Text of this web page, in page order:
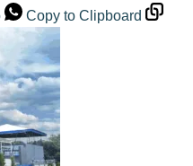
Copy to Clipboard